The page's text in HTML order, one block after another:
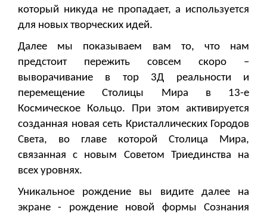
который никуда не пропадает, а используется
для новых творческих идей.
Далее мы показываем вам то, что нам
предстоит пережить совсем скоро –
выворачивание в тор 3Д реальности и
перемещение Столицы Мира в 13-е
Космическое Кольцо. При этом активируется
созданная новая сеть Кристаллических Городов
Света, во главе которой Столица Мира,
связанная с новым Советом Триединства на
всех уровнях.
Уникальное рождение вы видите далее на
экране - рождение новой формы Сознания